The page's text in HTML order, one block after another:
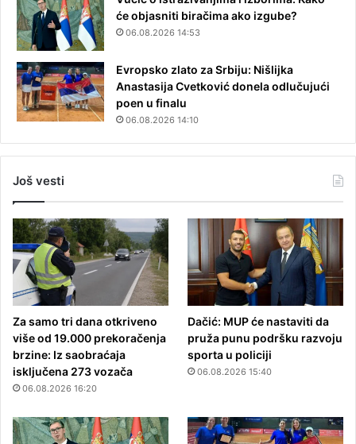
će objasniti biračima ako izgube?
06.08.2026 14:53
Evropsko zlato za Srbiju: Nišlijka
Anastasija Cvetković donela odlučujući
poen u finalu
06.08.2026 14:10
Još vesti
Za samo tri dana otkriveno
više od 19.000 prekoračenja
brzine: Iz saobraćaja
isključena 273 vozača
06.08.2026 16:20
Dačić: MUP će nastaviti da
pruža punu podršku razvoju
sporta u policiji
06.08.2026 15:40